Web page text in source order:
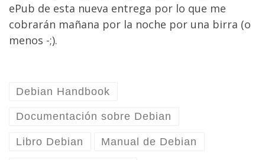
ePub de esta nueva entrega por lo que me
cobrarán mañana por la noche por una birra (o
menos -;).
Debian Handbook
Documentación sobre Debian
Libro Debian Manual de Debian